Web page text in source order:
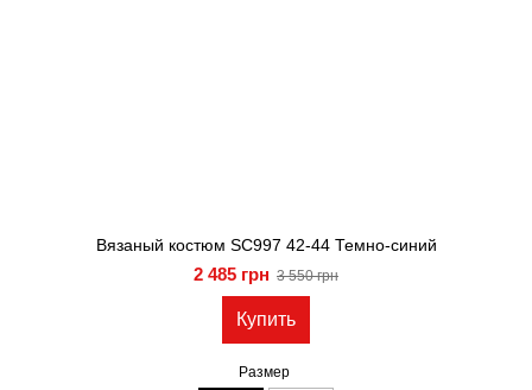
Вязаный костюм SC997 42-44 Темно-синий
2 485 грн 3 550 грн
Купить
Размер